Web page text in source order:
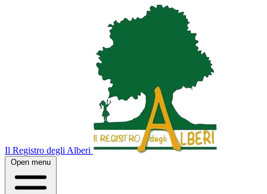
Il Registro degli Alberi
Open menu